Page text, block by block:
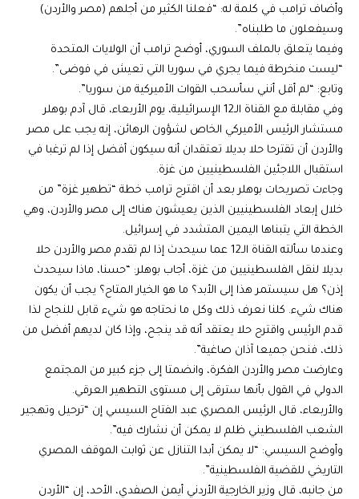
وأضاف ترامب في كلمة له: “فعلنا الكثير من أجلهم (مصر والأردن)
وسيفعلون ما طلبناه”.
وفيما يتعلق بالملف السوري، أوضح ترامب أن الولايات المتحدة
“ليست منخرطة فيما يجري في سوريا التي تعيش في فوضى”.
وتابع: “لم أقل أنني سأسحب القوات الأميركية من سوريا”.
وفي مقابلة مع القناة الـ12 الإسرائيلية، يوم الأربعاء، قال آدم بوهلر
مستشار الرئيس الأميركي الخاص لشؤون الرهائن، إنه يجب على مصر
والأردن أن تقترحا حلا بديلا تعتقدان أنه سيكون أفضل إذا لم ترغبا في
استقبال اللاجئين الفلسطينيين من غزة.
وجاءت تصريحات بوهلر بعد أن اقترح ترامب خطة “تطهير غزة” من
خلال إبعاد الفلسطينيين الذين يعيشون هناك إلى مصر والأردن، وهي
الخطة التي يتبناها اليمين المتشدد في إسرائيل.
وعندما سألته القناة الـ12 عما سيحدث إذا لم تقدم مصر والأردن حلا
بديلا لنقل الفلسطينيين من غزة، أجاب بوهلر: “حسنا، ماذا سيحدث
إذن؟ هل سيستمر هذا إلى الأبد؟ ما هو الخيار المتاح؟ يجب أن يكون
هناك شيء. كلنا نعرف ذلك وكل ما نحتاجه هو شيء قابل للنجاح لذا
قدم الرئيس واقترح حلا يعتقد أنه قد ينجح، وإذا كان لديهم أفضل من
ذلك، فنحن جميعا آذان صاغية”.
وعارضت مصر والأردن الفكرة، وانضمتا إلى جزء كبير من المجتمع
الدولي في القول بأنها سترقى إلى مستوى التطهير العرقي.
والأربعاء، قال الرئيس المصري عبد الفتاح السيسي إن “ترحيل وتهجير
الشعب الفلسطيني ظلم لا يمكن أن نشارك فيه”.
وأوضح السيسي: “لا يمكن أبدا التنازل عن ثوابت الموقف المصري
التاريخي للقضية الفلسطينية”.
من جانبه، قال وزير الخارجية الأردني أيمن الصفدي، الأحد، إن “الأردن